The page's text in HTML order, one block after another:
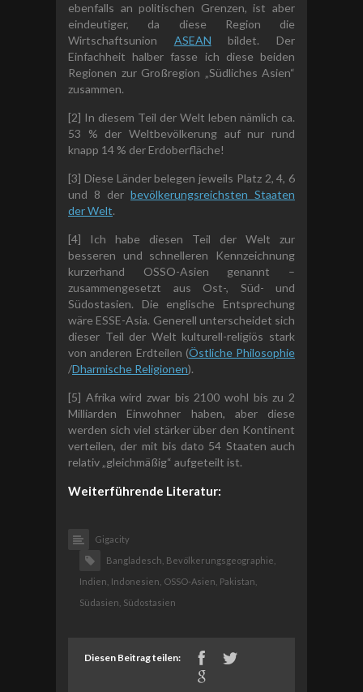
ebenfalls an politischen Grenzen, ist aber
eindeutiger, da diese Region die
Wirtschaftsunion ASEAN bildet. Der
Einfachheit halber fasse ich diese beiden
Regionen zur Großregion „Südliches Asien“
zusammen.
[2] In diesem Teil der Welt leben nämlich ca.
53 % der Weltbevölkerung auf nur rund
knapp 14 % der Erdoberfläche!
[3] Diese Länder belegen jeweils Platz 2, 4, 6
und 8 der bevölkerungsreichsten Staaten
der Welt.
[4] Ich habe diesen Teil der Welt zur
besseren und schnelleren Kennzeichnung
kurzerhand OSSO-Asien genannt –
zusammengesetzt aus Ost-, Süd- und
Südostasien. Die englische Entsprechung
wäre ESSE-Asia. Generell unterscheidet sich
dieser Teil der Welt kulturell-religiös stark
von anderen Erdteilen (Östliche Philosophie
/Dharmische Religionen).
[5] Afrika wird zwar bis 2100 wohl bis zu 2
Milliarden Einwohner haben, aber diese
werden sich viel stärker über den Kontinent
verteilen, der mit bis dato 54 Staaten auch
relativ „gleichmäßig“ aufgeteilt ist.
Weiterführende Literatur:
Gigacity
Bangladesch, Bevölkerungsgeographie,
Indien, Indonesien, OSSO-Asien, Pakistan,
Südasien, Südostasien
Diesen Beitrag teilen: